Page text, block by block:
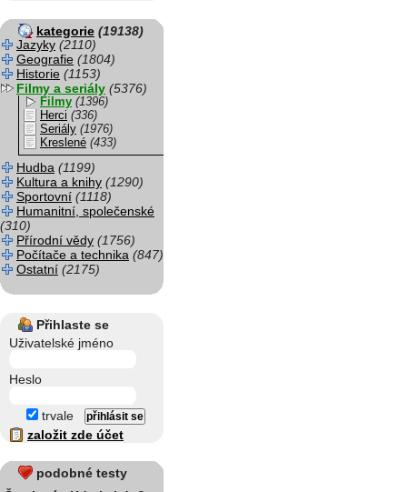
kategorie (19138)
Jazyky (2110)
Geografie (1804)
Historie (1153)
Filmy a seriály (5376)
Filmy (1396)
Herci (336)
Seriály (1976)
Kreslené (433)
Hudba (1199)
Kultura a knihy (1290)
Sportovní (1118)
Humanitní, společenské
(310)
Přírodní vědy (1756)
Počítače a technika (847)
Ostatní (2175)
Přihlaste se
Uživatelské jméno
Heslo
trvale
založit zde účet
podobné testy